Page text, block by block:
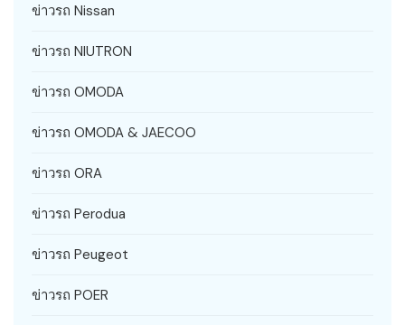
ข่าวรถ Nissan
ข่าวรถ NIUTRON
ข่าวรถ OMODA
ข่าวรถ OMODA & JAECOO
ข่าวรถ ORA
ข่าวรถ Perodua
ข่าวรถ Peugeot
ข่าวรถ POER